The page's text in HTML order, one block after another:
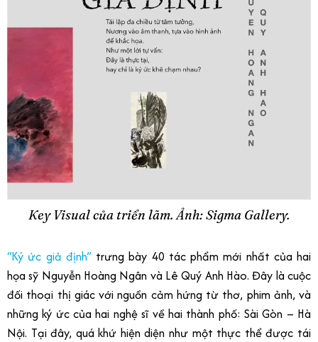
Key Visual của triển lãm. Ảnh: Sigma Gallery.
“Ký ức giả định” trưng bày 40 tác phẩm mới nhất của hai
họa sỹ Nguyễn Hoàng Ngân và Lê Quý Anh Hào. Đây là cuộc
đối thoại thị giác với nguồn cảm hứng từ thơ, phim ảnh, và
những ký ức của hai nghệ sĩ về hai thành phố: Sài Gòn – Hà
Nội. Tại đây, quá khứ hiện diện như một thực thể được tái